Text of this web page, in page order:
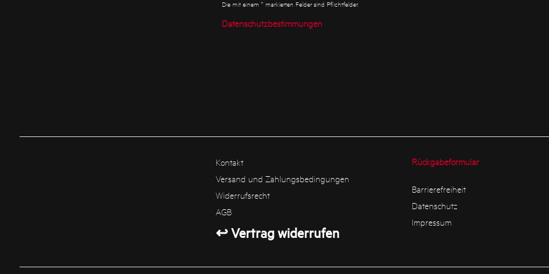
Die mit einem * markierten Felder sind Pflichtfelder.
Datenschutzbestimmungen
Kontakt
Versand und Zahlungsbedingungen
Widerrufsrecht
AGB
↩ Vertrag widerrufen
Rückgabeformular
Barrierefreiheit
Datenschutz
Impressum